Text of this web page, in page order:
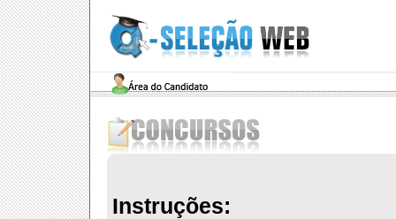
Instruções: